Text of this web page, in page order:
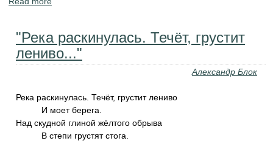
"Река раскинулась. Течёт, грустит
лениво..."
Александр Блок
Река раскинулась. Течёт, грустит лениво
И моет берега.
Над скудной глиной жёлтого обрыва
В степи грустят стога.